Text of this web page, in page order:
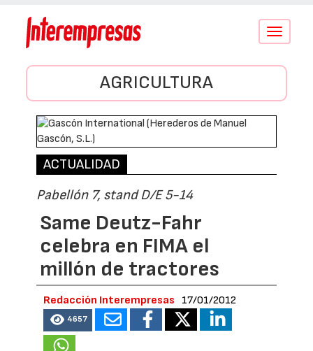
Conmutar
AGRICULTURA
ACTUALIDAD
Pabellón 7, stand D/E 5-14
Same Deutz-Fahr
celebra en FIMA el
millón de tractores
Redacción Interempresas 17/01/2012
4657